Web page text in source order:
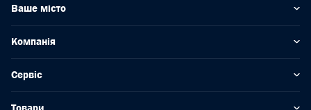
Ваше місто
Компанія
Сервіс